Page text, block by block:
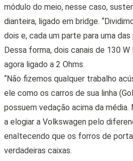
módulo do meio, nesse caso,
dianteira, ligado em bridge.
dois e, cada um parte para uma
Dessa forma, dois canais de 130
agora ligado a 2 Ohms.
“Não fizemos qualquer trabalho
ele como os carros de sua linha
possuem vedação acima da
a elogiar a Volkswagen pelo
enaltecendo que os forros de
verdadeiras caixas.